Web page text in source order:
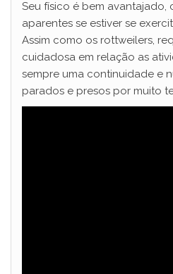
Seu físico é bem avantajado,
aparentes se estiver se
Assim como os rottweilers,
cuidadosa em relação as
sempre uma continuidade e
parados e presos por muito